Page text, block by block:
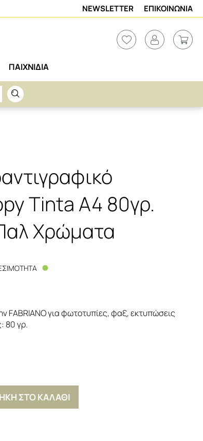
NEWSLETTER ΕΠΙΚΟΙΝΩΝΙΑ
ΠΑΙΧΝΙΔΙΑ
Tinta Α4 80γρ.
Χρώματα
FABRIANO για φωτοτυπίες, φαξ, εκτυπώσεις
80 γρ.
ΣΤΟ ΚΑΛΑΘΙ